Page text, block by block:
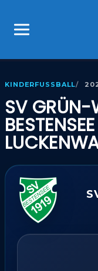
KINDERFUSSBALL
SV GRÜN-
ESTENSEE